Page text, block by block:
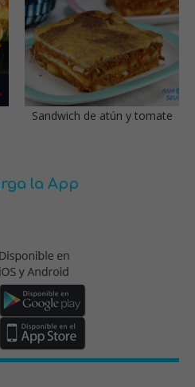
Sandwich de atún y tomate
la App